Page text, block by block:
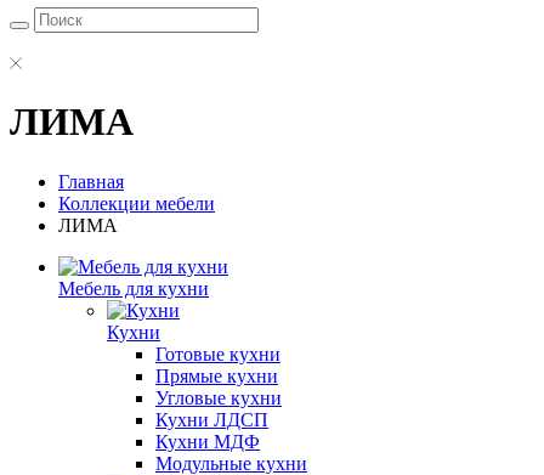
ЛИМА
Главная
Коллекции мебели
ЛИМА
Мебель для кухни
Кухни
Готовые кухни
Прямые кухни
Угловые кухни
Кухни ЛДСП
Кухни МДФ
Модульные кухни